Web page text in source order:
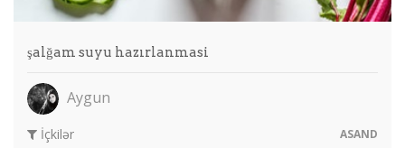
şalğam suyu hazırlanmasi
Aygun
İçkilər ASAND